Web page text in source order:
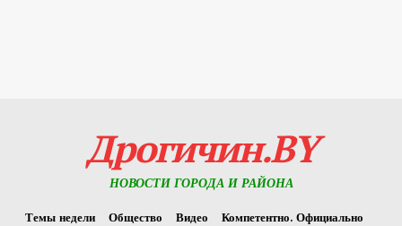
Дрогичин.BY
НОВОСТИ ГОРОДА И РАЙОНА
Темы недели Общество Видео
Компетентно. Официально